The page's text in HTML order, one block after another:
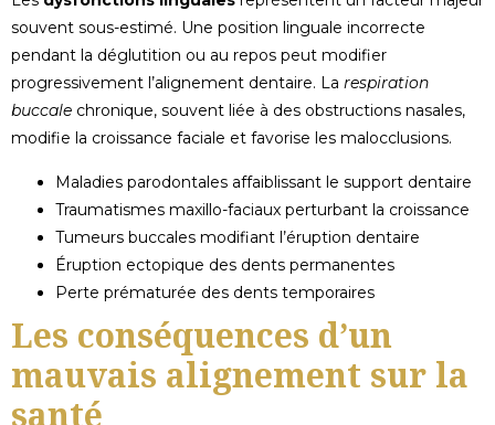
souvent sous-estimé. Une position linguale incorrecte
pendant la déglutition ou au repos peut modifier
progressivement l’alignement dentaire. La respiration
buccale chronique, souvent liée à des obstructions nasales,
modifie la croissance faciale et favorise les malocclusions.
Maladies parodontales affaiblissant le support dentaire
Traumatismes maxillo-faciaux perturbant la croissance
Tumeurs buccales modifiant l’éruption dentaire
Éruption ectopique des dents permanentes
Perte prématurée des dents temporaires
Les conséquences d’un
mauvais alignement sur la
santé